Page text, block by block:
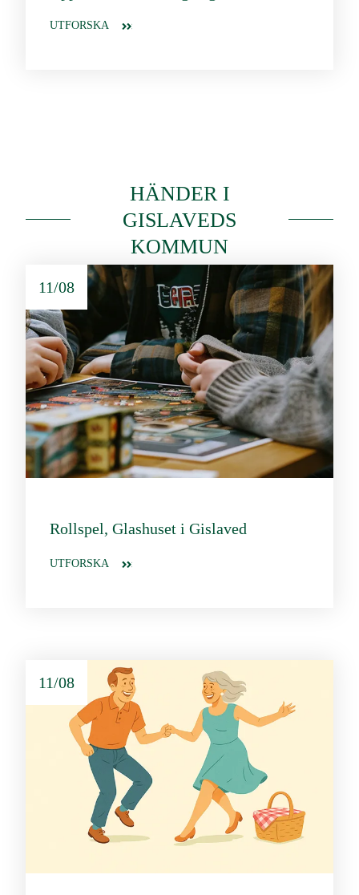
UTFORSKA
HÄNDER I
GISLAVEDS
KOMMUN
11/08
Rollspel, Glashuset i Gislaved
UTFORSKA
11/08